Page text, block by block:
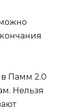
в Памм 2.0
Нельзя